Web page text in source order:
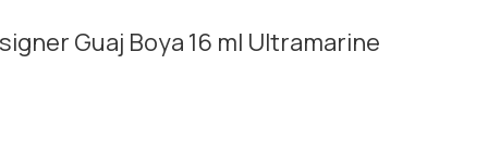
Guaj Boya 16 ml Ultramarine